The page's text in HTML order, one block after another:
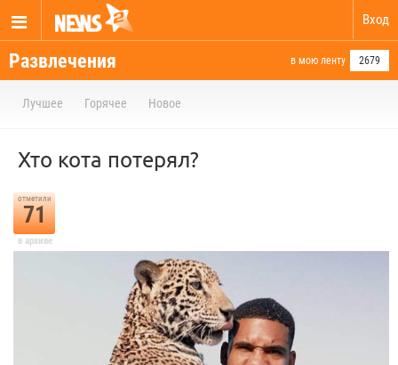
Вход
Развлечения в мою ленту 2679
Лучшее Горячее Новое
Хто кота потерял?
отметили
71
в архиве